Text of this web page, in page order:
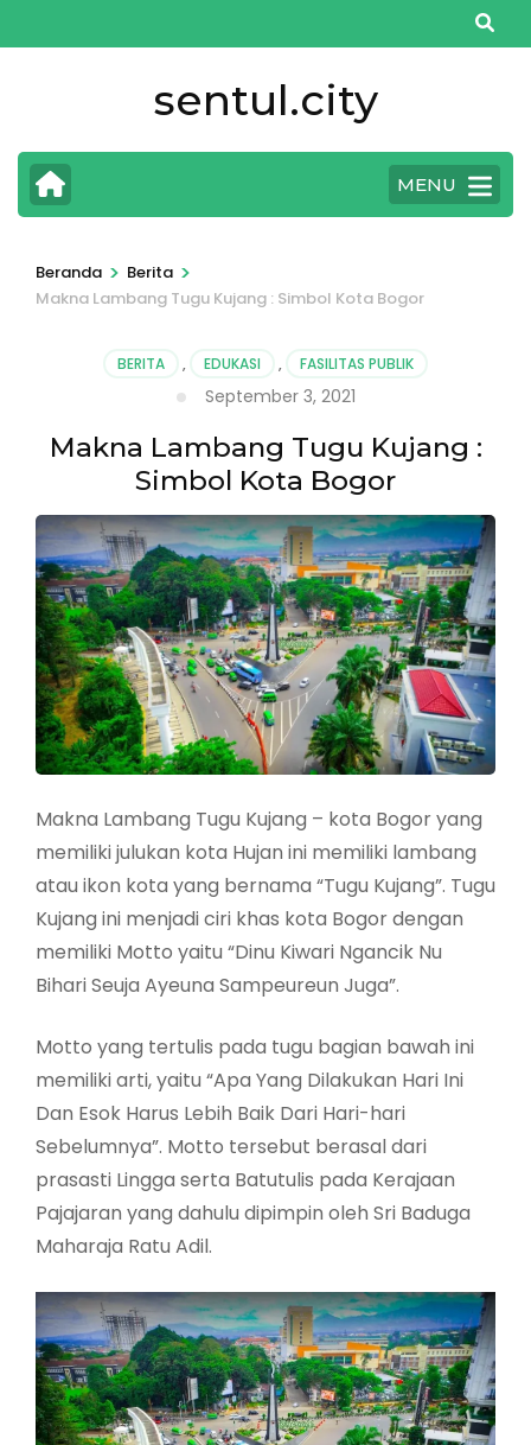
ke
Enter)
sentul.city
MENU
Beranda > Berita >
Makna Lambang Tugu Kujang : Simbol Kota Bogor
BERITA , EDUKASI , FASILITAS PUBLIK
September 3, 2021
Makna Lambang Tugu Kujang :
Simbol Kota Bogor
Makna Lambang Tugu Kujang – kota Bogor yang
memiliki julukan kota Hujan ini memiliki lambang
atau ikon kota yang bernama “Tugu Kujang”. Tugu
Kujang ini menjadi ciri khas kota Bogor dengan
memiliki Motto yaitu “Dinu Kiwari Ngancik Nu
Bihari Seuja Ayeuna Sampeureun Juga”.
Motto yang tertulis pada tugu bagian bawah ini
memiliki arti, yaitu “Apa Yang Dilakukan Hari Ini
Dan Esok Harus Lebih Baik Dari Hari-hari
Sebelumnya”. Motto tersebut berasal dari
prasasti Lingga serta Batutulis pada Kerajaan
Pajajaran yang dahulu dipimpin oleh Sri Baduga
Maharaja Ratu Adil.